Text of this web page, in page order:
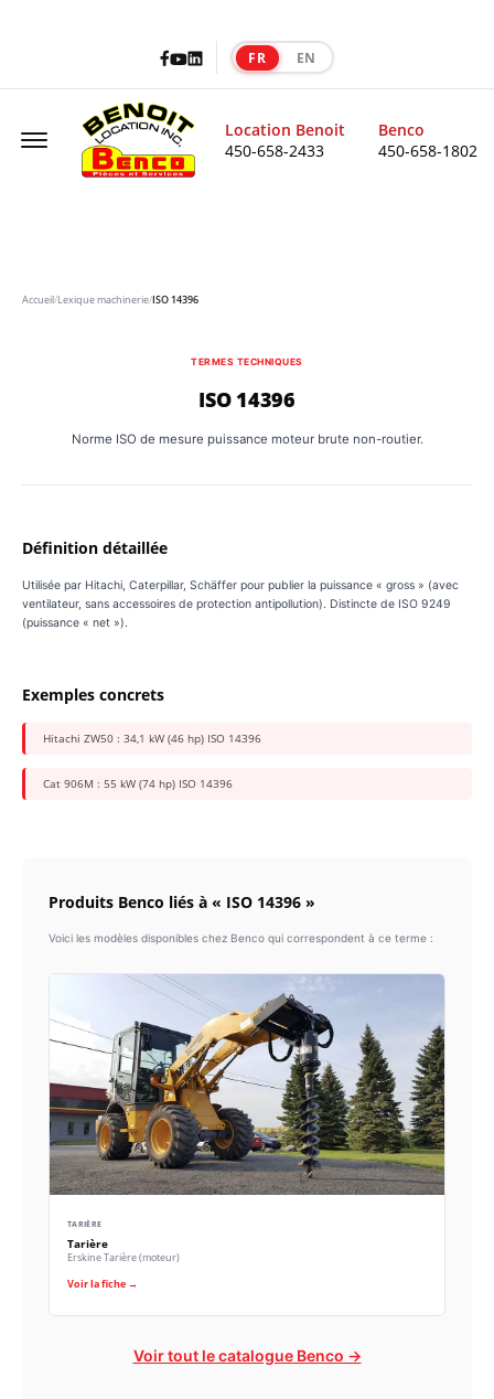
Facebook
Youtube
LinkedIn
FR | EN
Offcanvas Menu Open
Location Benoit
450-658-2433
Benco
450-658-1802
Accueil/Lexique machinerie/ISO 14396
TERMES TECHNIQUES
ISO 14396
Norme ISO de mesure puissance moteur brute non-routier.
Définition détaillée
Utilisée par Hitachi, Caterpillar, Schäffer pour publier la puissance « gross » (avec
ventilateur, sans accessoires de protection antipollution). Distincte de ISO 9249
(puissance « net »).
Exemples concrets
Hitachi ZW50 : 34,1 kW (46 hp) ISO 14396
Cat 906M : 55 kW (74 hp) ISO 14396
Produits Benco liés à « ISO 14396 »
Voici les modèles disponibles chez Benco qui correspondent à ce terme :
TARIÈRE
Tarière
Erskine Tarière (moteur)
Voir la fiche →
Voir tout le catalogue Benco →